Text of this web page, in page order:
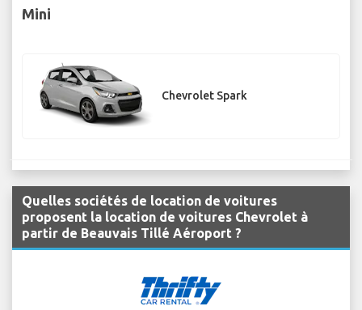
Mini
Chevrolet Spark
Quelles sociétés de location de voitures
proposent la location de voitures Chevrolet à
partir de Beauvais Tillé Aéroport ?